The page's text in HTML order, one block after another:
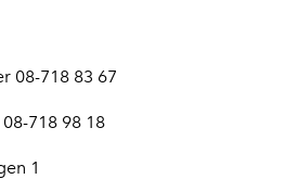
08-718 83 67
718 98 18
1